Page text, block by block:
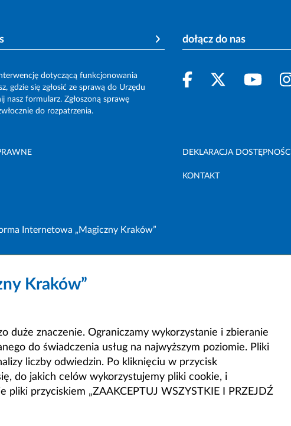
dotyczącą funkcjonowania
gdzie się zgłosić ze sprawą do Urzędu
nasz formularz. Zgłoszoną sprawę
do rozpatrzenia.
dołącz do nas
DEKLARACJA DOSTĘPNOŚCI
KONTAKT
Internetowa „Magiczny Kraków”
Kraków”
duże znaczenie. Ograniczamy wykorzystanie i zbieranie
do świadczenia usług na najwyższym poziomie. Pliki
liczby odwiedzin. Po kliknięciu w przycisk
do jakich celów wykorzystujemy pliki cookie, i
przyciskiem „ZAAKCEPTUJ WSZYSTKIE I PRZEJDŹ